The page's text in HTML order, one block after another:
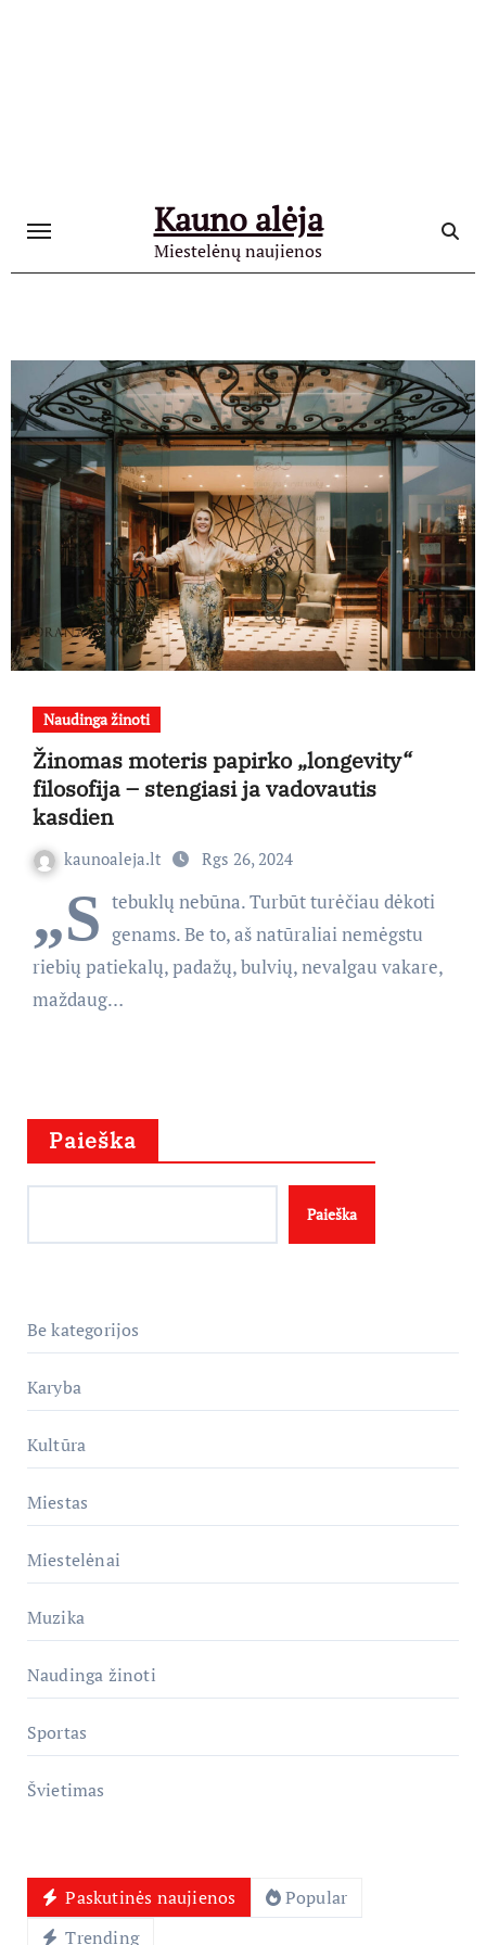
Kauno alėja
Miestelėnų naujienos
Naudinga žinoti
Žinomas moteris papirko „longevity“
filosofija – stengiasi ja vadovautis
kasdien
kaunoaleja.lt Rgs 26, 2024
„S tebuklų nebūna. Turbūt turėčiau dėkoti
genams. Be to, aš natūraliai nemėgstu
riebių patiekalų, padažų, bulvių, nevalgau vakare,
maždaug…
Paieška
Paieška
Be kategorijos
Karyba
Kultūra
Miestas
Miestelėnai
Muzika
Naudinga žinoti
Sportas
Švietimas
Paskutinės naujienos
Popular
Trending